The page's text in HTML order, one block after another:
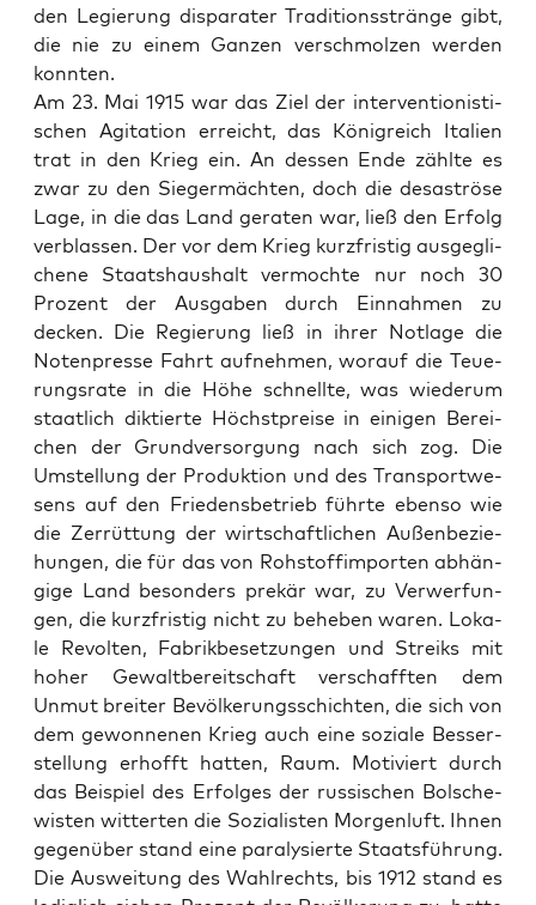
den Legie­rung dis­pa­ra­ter Tra­di­ti­ons­strän­ge gibt,
die nie zu einem Gan­zen ver­schmol­zen wer­den
konnten.
Am 23. Mai 1915 war das Ziel der inter­ven­tio­nis­ti­
schen Agi­ta­ti­on erreicht, das König­reich Ita­li­en
trat in den Krieg ein. An des­sen Ende zähl­te es
zwar zu den Sie­ger­mäch­ten, doch die desas­trö­se
Lage, in die das Land gera­ten war, ließ den Erfolg
ver­blas­sen. Der vor dem Krieg kurz­fris­tig aus­ge­gli­
che­ne Staats­haus­halt ver­moch­te nur noch 30
Pro­zent der Aus­ga­ben durch Ein­nah­men zu
decken. Die Regie­rung ließ in ihrer Not­la­ge die
Noten­pres­se Fahrt auf­neh­men, wor­auf die Teue­
rungs­ra­te in die Höhe schnell­te, was wie­der­um
staat­lich dik­tier­te Höchst­prei­se in eini­gen Berei­
chen der Grund­ver­sor­gung nach sich zog. Die
Umstel­lung der Pro­duk­ti­on und des Trans­port­we­
sens auf den Frie­dens­be­trieb führ­te eben­so wie
die Zer­rüt­tung der wirt­schaft­li­chen Außen­be­zie­
hun­gen, die für das von Roh­stoff­im­por­ten abhän­
gi­ge Land beson­ders pre­kär war, zu Ver­wer­fun­
gen, die kurz­fris­tig nicht zu behe­ben waren. Loka­
le Revol­ten, Fabrik­be­set­zun­gen und Streiks mit
hoher Gewalt­be­reit­schaft ver­schaff­ten dem
Unmut brei­ter Bevöl­ke­rungs­schich­ten, die sich von
dem gewon­ne­nen Krieg auch eine sozia­le Bes­ser­
stel­lung erhofft hat­ten, Raum. Moti­viert durch
das Bei­spiel des Erfol­ges der rus­si­schen Bol­sche­
wis­ten wit­ter­ten die Sozia­lis­ten Mor­gen­luft. Ihnen
gegen­über stand eine para­ly­sier­te Staats­füh­rung.
Die Aus­wei­tung des Wahl­rechts, bis 1912 stand es